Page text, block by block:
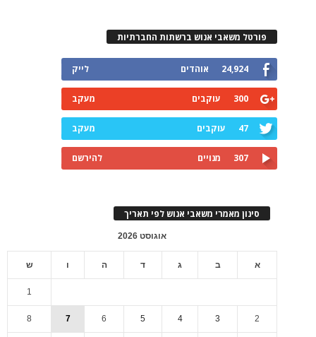
פורטל משאבי אנוש ברשתות החברתיות
24,924 אוהדים לייק
300 עוקבים מעקב
47 עוקבים מעקב
307 מנויים להירשם
סינון מאמרי משאבי אנוש לפי תאריך
אוגוסט 2026
א ב ג ד ה ו ש
1
2
3
4
5
6
7
8